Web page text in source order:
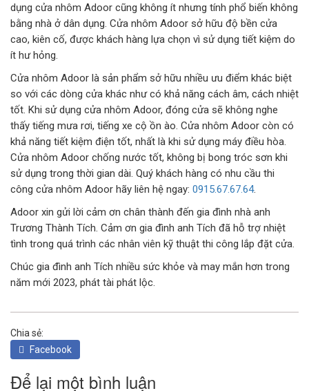
dụng cửa nhôm Adoor cũng không ít nhưng tính phổ biến không
bằng nhà ở dân dụng. Cửa nhôm Adoor sở hữu độ bền cửa
cao, kiên cố, được khách hàng lựa chọn vì sử dụng tiết kiệm do
ít hư hỏng.
Cửa nhôm Adoor là sản phẩm sở hữu nhiều ưu điểm khác biệt
so với các dòng cửa khác như có khả năng cách âm, cách nhiệt
tốt. Khi sử dụng cửa nhôm Adoor, đóng cửa sẽ không nghe
thấy tiếng mưa rơi, tiếng xe cộ ồn ào. Cửa nhôm Adoor còn có
khả năng tiết kiệm điện tốt, nhất là khi sử dụng máy điều hòa.
Cửa nhôm Adoor chống nước tốt, không bị bong tróc sơn khi
sử dụng trong thời gian dài. Quý khách hàng có nhu cầu thi
công cửa nhôm Adoor hãy liên hệ ngay: 0915.67.67.64.
Adoor xin gửi lời cảm ơn chân thành đến gia đình nhà anh
Trương Thành Tích. Cảm ơn gia đình anh Tích đã hỗ trợ nhiệt
tình trong quá trình các nhân viên kỹ thuật thi công lắp đặt cửa.
Chúc gia đình anh Tích nhiều sức khỏe và may mắn hơn trong
năm mới 2023, phát tài phát lộc.
Chia sẻ:
Facebook
Để lại một bình luận